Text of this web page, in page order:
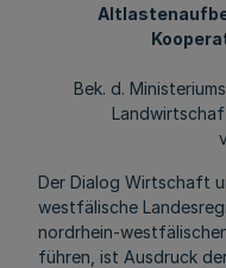
Bek. d.
Der Dialog Wirtschaft
westfälische
nordrhein-
führen, ist Ausdruck